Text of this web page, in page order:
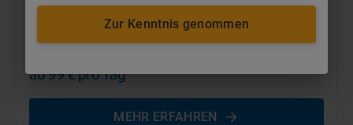
ab 99 €pro Tag
MEHR ERFAHREN
Zur Kenntnis genommen